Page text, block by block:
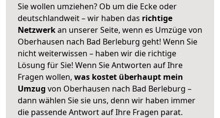
Sie wollen umziehen? Ob um die Ecke oder
deutschlandweit – wir haben das richtige
Netzwerkan unserer Seite, wenn es Umzüge von
Oberhausen nach Bad Berleburg geht! Wenn Sie
nicht weiterwissen – haben wir die richtige
Lösung für Sie! Wenn Sie Antworten auf Ihre
Fragen wollen, was kostet überhaupt mein
Umzug von Oberhausen nach Bad Berleburg –
dann wählen Sie sie uns, denn wir haben immer
die passende Antwort auf Ihre Fragen parat.